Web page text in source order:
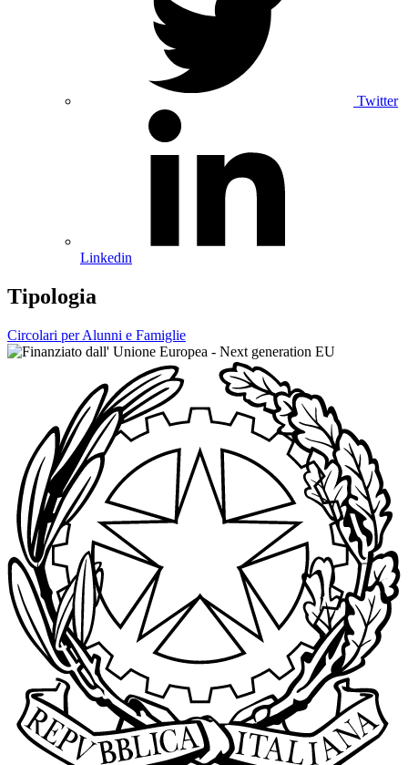
Twitter
Linkedin
Tipologia
Circolari per Alunni e Famiglie